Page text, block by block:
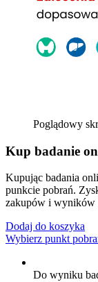
Poglądowy
Kup badanie
Kupując badania
punkcie pobrań.
zakupów i wyników
Dodaj do koszyka
Wybierz punkt
Do wyniku